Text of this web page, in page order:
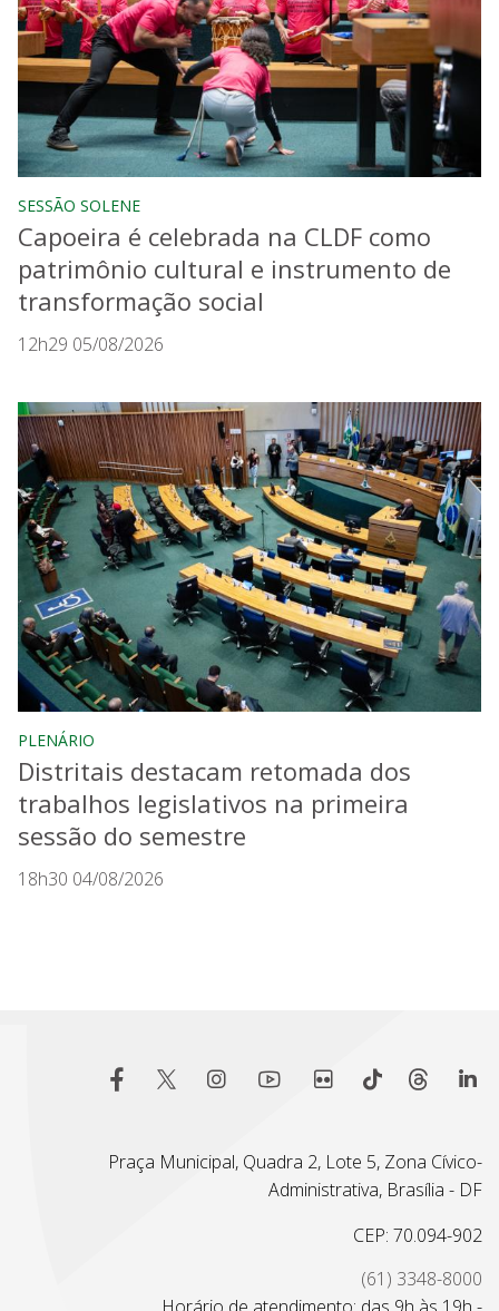
SESSÃO SOLENE
Capoeira é celebrada na CLDF como
patrimônio cultural e instrumento de
transformação social
12h29 05/08/2026
PLENÁRIO
Distritais destacam retomada dos
trabalhos legislativos na primeira
sessão do semestre
18h30 04/08/2026
Praça Municipal, Quadra 2, Lote 5, Zona Cívico-
Administrativa, Brasília - DF
CEP: 70.094-902
(61) 3348-8000